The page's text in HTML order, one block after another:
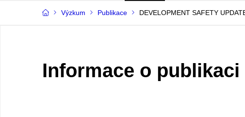
Výzkum Publikace DEVELOPMENT SAFETY
Informace o publikaci